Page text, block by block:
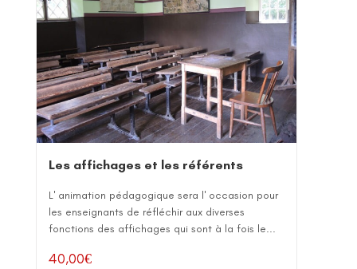
Les affichages et les référents
L' animation pédagogique sera l' occasion pour
les enseignants de réfléchir aux diverses
fonctions des affichages qui sont à la fois le...
40,00€